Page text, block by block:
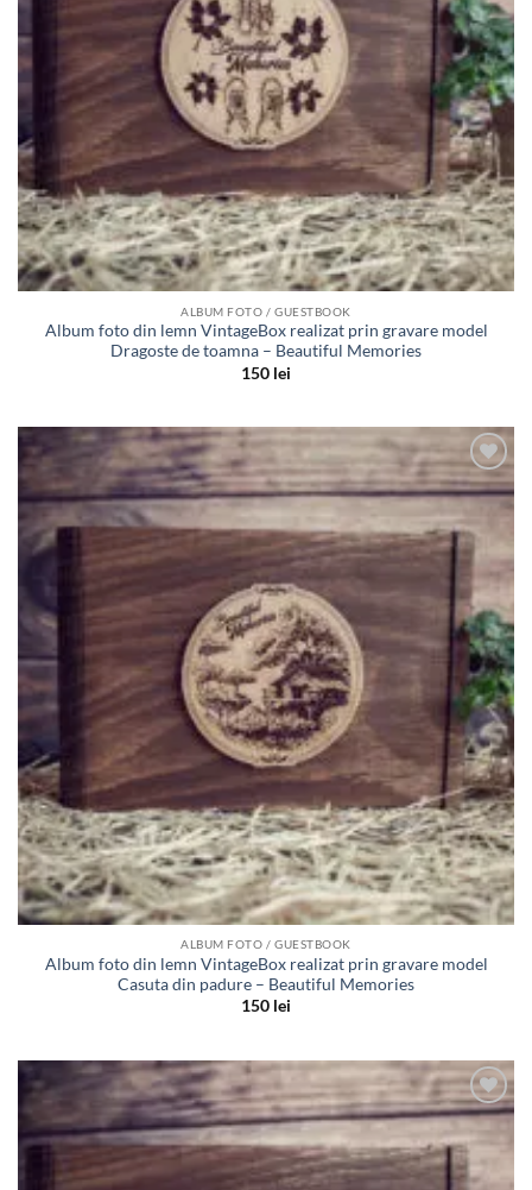
ALBUM FOTO / GUESTBOOK
Album foto din lemn VintageBox realizat prin gravare model
Dragoste de toamna – Beautiful Memories
150 lei
Adauga
in lista
dorinte
ALBUM FOTO / GUESTBOOK
Album foto din lemn VintageBox realizat prin gravare model
Casuta din padure – Beautiful Memories
150 lei
Adauga
in lista
dorinte